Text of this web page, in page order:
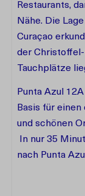
Restaurants,
Nähe. Die
Curaçao
der Christoffel-
Tauchplätze
Punta Azul
Basis für
und schönen
In nur 35
nach Punta